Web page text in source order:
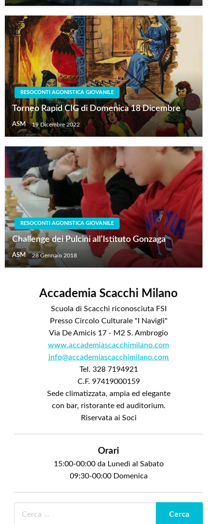
RESOCONTI AGONISTICA GIOVANILE
Torneo Rapid CIG di Domenica 18 Dicembre
ASM 19 Dicembre 2022
RESOCONTI AGONISTICA GIOVANILE
Challenge dei Pulcini all’Istituto Gonzaga
ASM 28 Gennaio 2018
Accademia Scacchi Milano
Scuola di Scacchi riconosciuta FSI
Presso Circolo Culturale "I Navigli"
Via De Amicis 17 - M2 S. Ambrogio
www.accademiascacchimilano.com
info@accademiascacchimilano.com
Tel. 328 7194921
C.F. 97419000159
Sede climatizzata, ampia ed elegante
con bar, ristorante ed auditorium.
Riservata ai Soci
Orari
15:00-00:00 da Lunedì al Sabato
09:30-00:00 Domenica